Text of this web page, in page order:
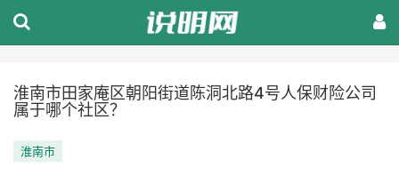
淮南市田家庵区朝阳街道陈洞北路4号人保财险公司
属于哪个社区？
淮南市